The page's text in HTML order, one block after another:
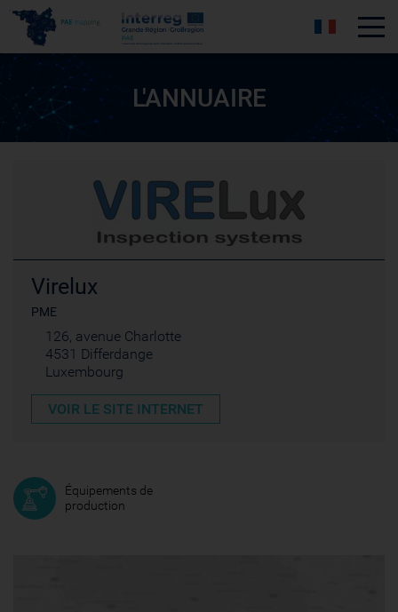
L'ANNUAIRE
Virelux
PME
126, avenue Charlotte
4531 Differdange
Luxembourg
VOIR LE SITE INTERNET
Équipements de
production